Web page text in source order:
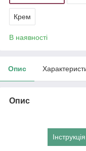
Крем
В наявності
Опис
Опис